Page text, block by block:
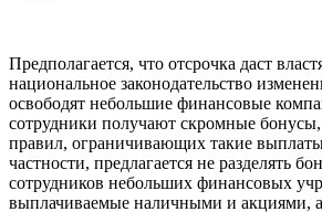
Предполагается, что отсрочка даст
национальное законодательство
освободят небольшие финансовые
сотрудники получают скромные
правил, ограничивающих такие
частности, предлагается не разделять
сотрудников небольших финансовых
выплачиваемые наличными и акциями,